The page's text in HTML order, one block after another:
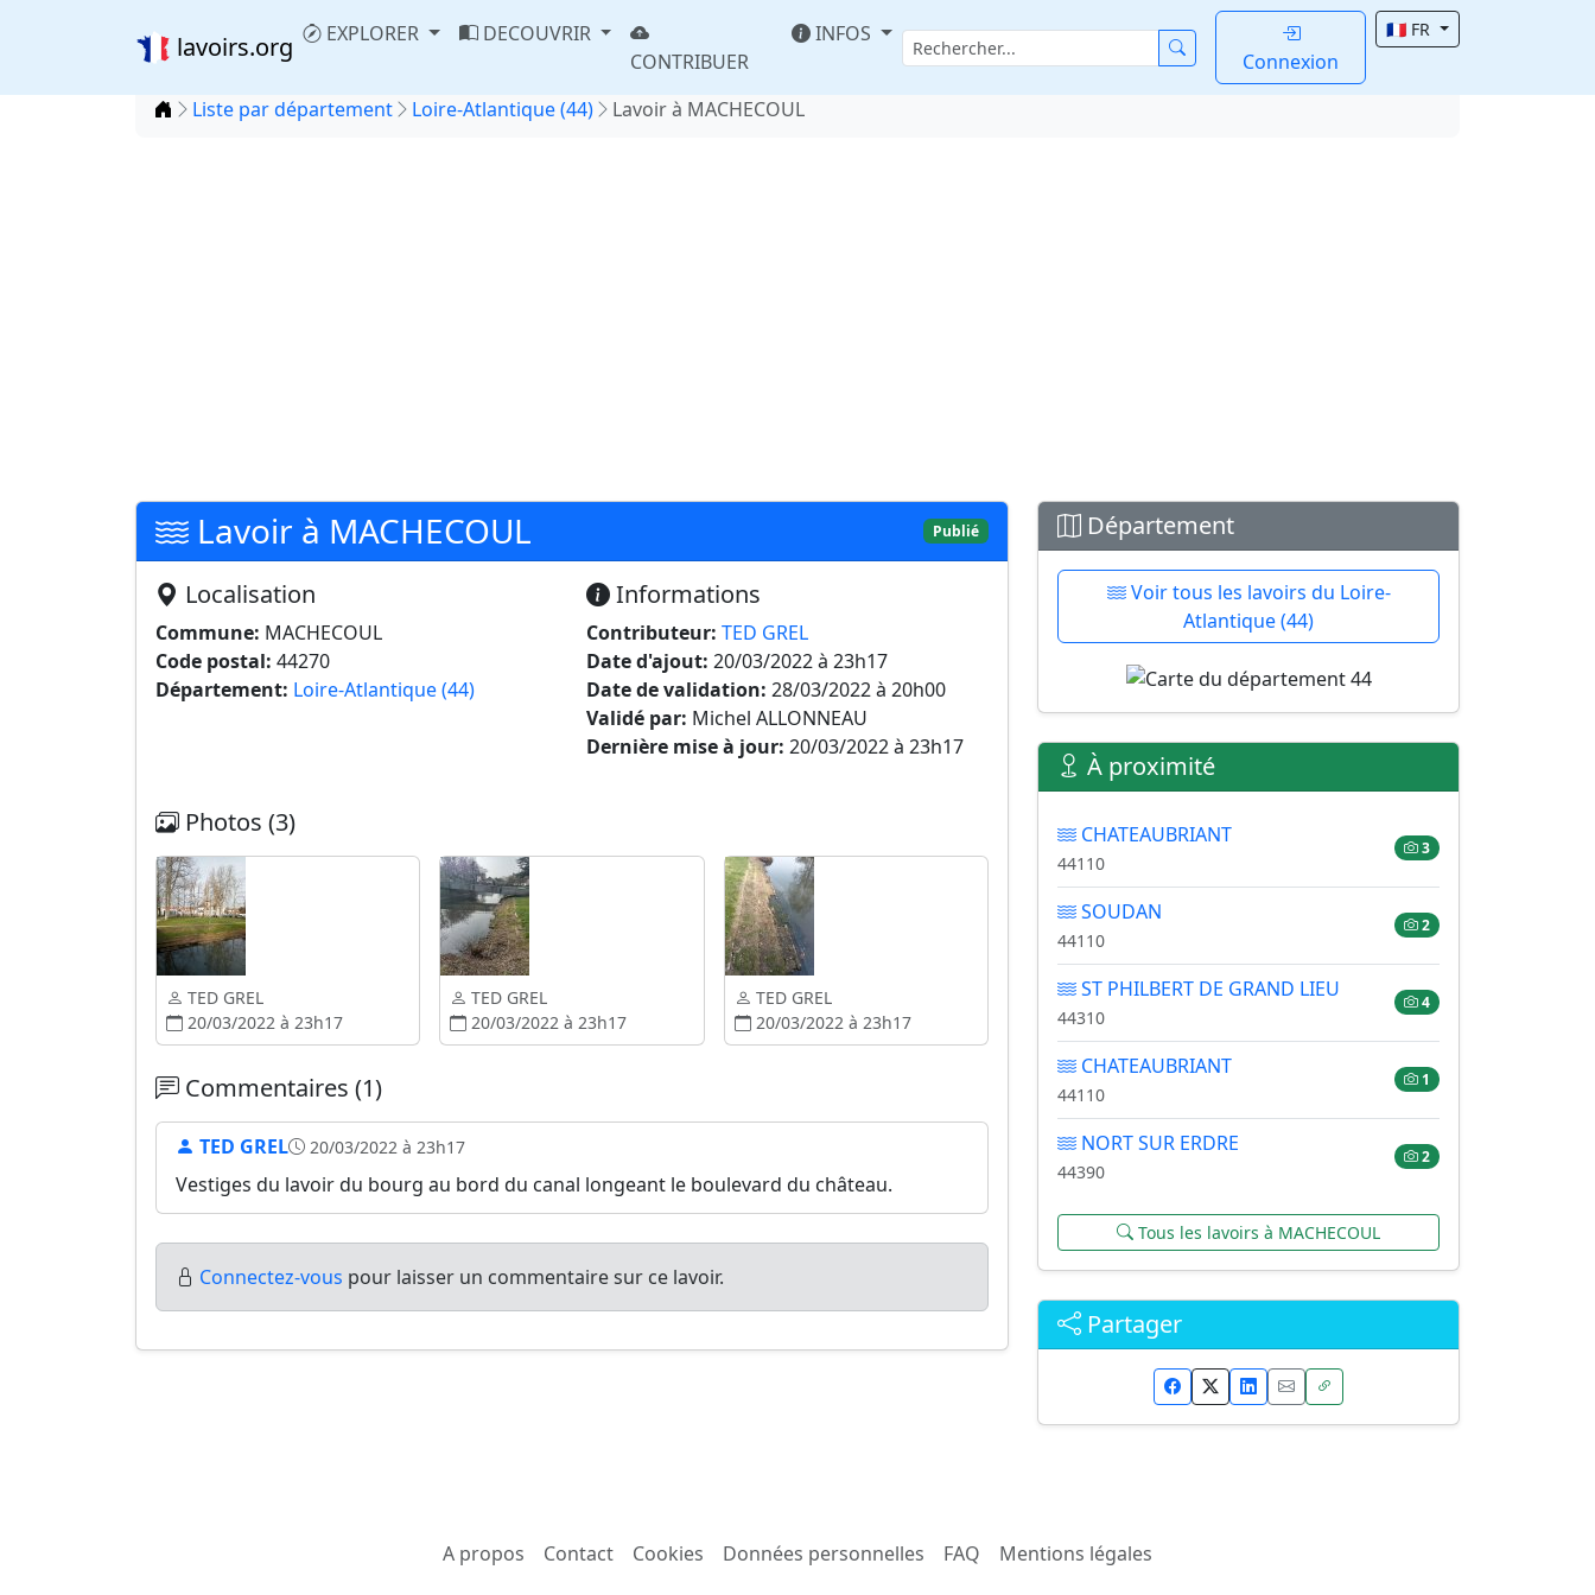
lavoirs.org EXPLORER
DECOUVRIR
CONTRIBUER
INFOS
Connexion
🇫🇷 FR
Accueil
Liste par département Loire-Atlantique (44) Lavoir à MACHECOUL
Lavoir à MACHECOUL Publié
Localisation
Commune: MACHECOUL
Code postal: 44270
Département: Loire-Atlantique (44)
Informations
Contributeur: TED GREL
Date d'ajout: 20/03/2022 à 23h17
Date de validation: 28/03/2022 à 20h00
Validé par: Michel ALLONNEAU
Dernière mise à jour: 20/03/2022 à 23h17
Photos (3)
TED GREL
20/03/2022 à 23h17
TED GREL
20/03/2022 à 23h17
TED GREL
20/03/2022 à 23h17
Commentaires (1)
TED GREL 20/03/2022 à 23h17
Vestiges du lavoir du bourg au bord du canal longeant le boulevard du château.
Connectez-vous pour laisser un commentaire sur ce lavoir.
Département
Voir tous les lavoirs du Loire-
Atlantique (44)
À proximité
CHATEAUBRIANT
44110
3
SOUDAN
44110
2
ST PHILBERT DE GRAND LIEU
44310
4
CHATEAUBRIANT
44110
1
NORT SUR ERDRE
44390
2
Tous les lavoirs à MACHECOUL
Partager
A propos Contact Cookies Données personnelles FAQ Mentions légales